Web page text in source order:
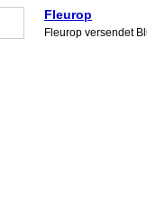
Fleurop
Fleurop versendet